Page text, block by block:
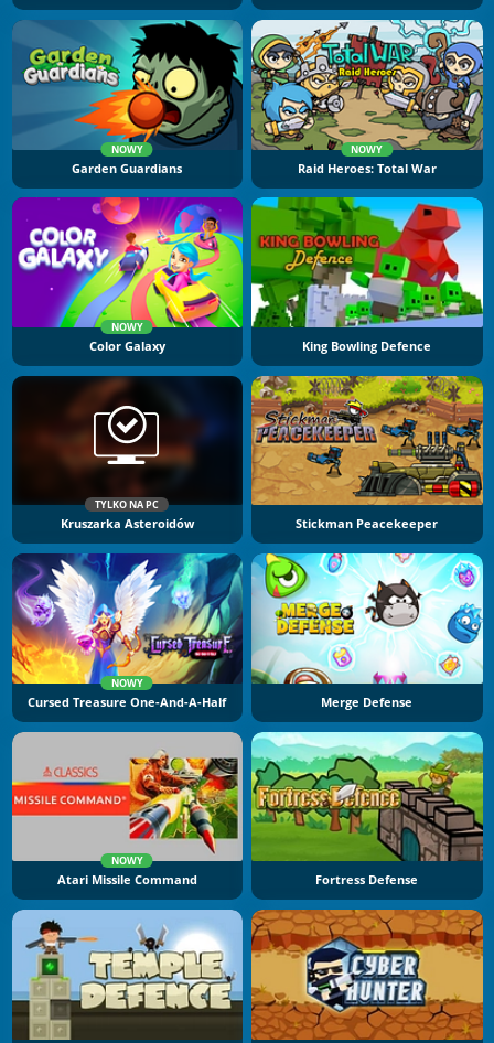
NOWY
Garden Guardians
NOWY
Raid Heroes: Total War
NOWY
Color Galaxy King Bowling Defence
TYLKO NA PC
Kruszarka Asteroidów Stickman Peacekeeper
NOWY
Cursed Treasure One-And-A-Half Merge Defense
NOWY
Atari Missile Command Fortress Defense